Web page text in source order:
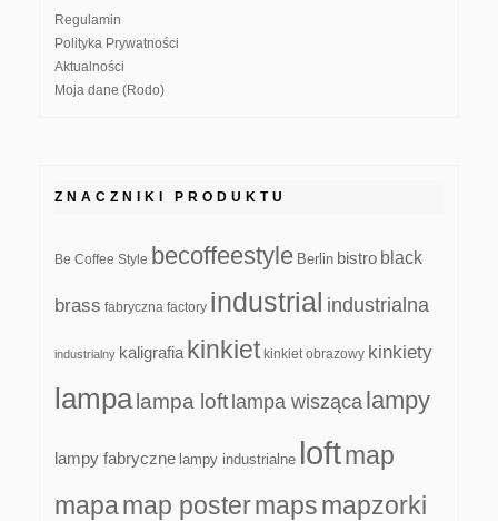
Regulamin
Polityka Prywatności
Aktualności
Moja dane (Rodo)
ZNACZNIKI PRODUKTU
Be Coffee Style becoffeestyle Berlin bistro black
brass fabryczna factory industrial industrialna
industrialny kaligrafia kinkiet kinkiet obrazowy kinkiety
lampa lampa loft lampa wisząca lampy
lampy fabryczne lampy industrialne loftmap
mapamap postermapsmapzorki